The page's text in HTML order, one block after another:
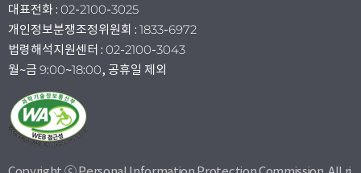
대표전화 : 02-2100-3025
개인정보분쟁조정위원회 : 1833-6972
법령해석지원센터 : 02-2100-3043
월~금 9:00~18:00, 공휴일 제외